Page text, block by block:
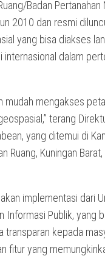
Badan Pertanahan
2010 dan resmi
yang bisa diakses
dalam
mudah mengakses
terang
yang ditemui di
Ruang, Kuningan
implementasi dari
Informasi Publik, yang
kepada
fitur yang